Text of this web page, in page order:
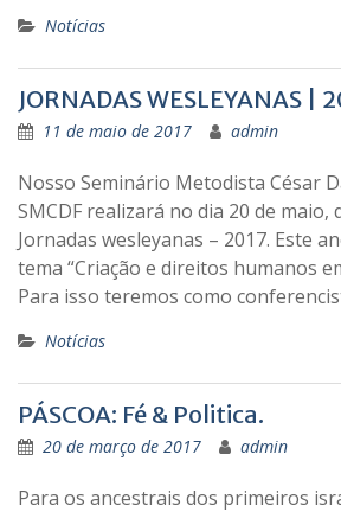
Notícias
JORNADAS WESLEYANAS |
11 de maio de 2017 admin
Nosso Seminário Metodista César
SMCDF realizará no dia 20 de maio,
Jornadas wesleyanas – 2017. Este
tema “Criação e direitos humanos
Para isso teremos como
Notícias
PÁSCOA: Fé & Politica.
20 de março de 2017 admin
Para os ancestrais dos primeiros